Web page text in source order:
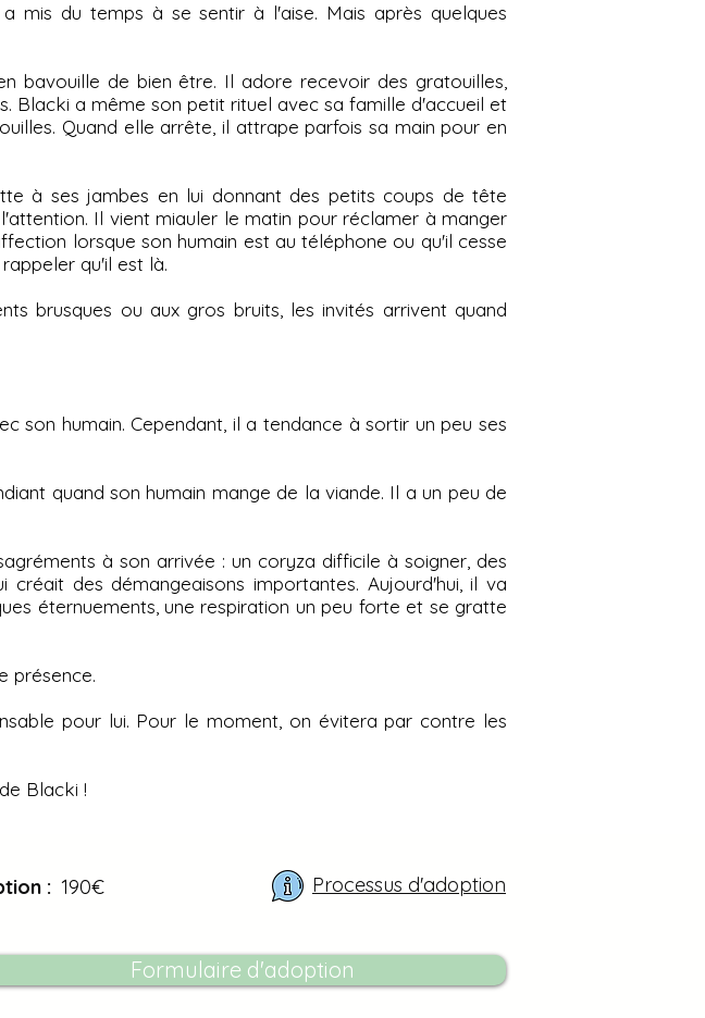
mis du temps à se sentir à l'aise. Mais après quelques
bavouille de bien être. Il adore recevoir des gratouilles,
Blacki a même son petit rituel avec sa famille d'accueil et
Quand elle arrête, il attrape parfois sa main pour en
à ses jambes en lui donnant des petits coups de tête
Il vient miauler le matin pour réclamer à manger
lorsque son humain est au téléphone ou qu'il cesse
qu'il est là.
brusques ou aux gros bruits, les invités arrivent quand
son humain. Cependant, il a tendance à sortir un peu ses
quand son humain mange de la viande. Il a un peu de
à son arrivée : un coryza difficile à soigner, des
des démangeaisons importantes. Aujourd'hui, il va
éternuements, une respiration un peu forte et se gratte
présence.
pour lui. Pour le moment, on évitera par contre les
Blacki !
: 190€ Processus d'adoption
Formulaire d'adoption